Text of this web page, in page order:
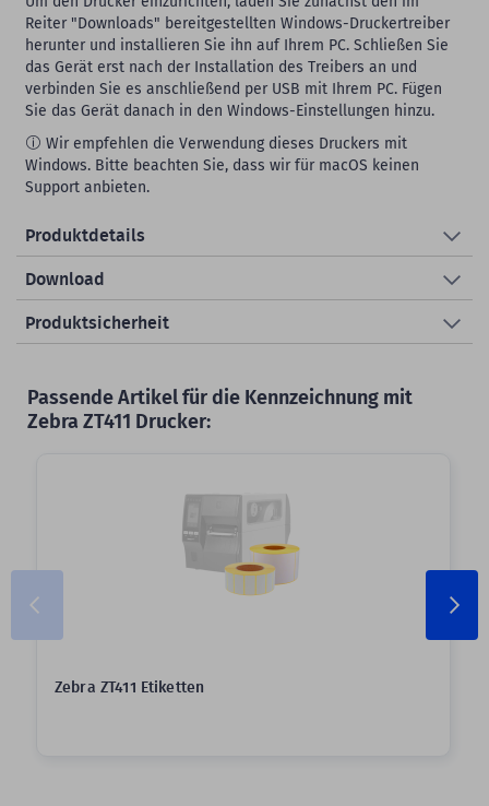
Reiter "Downloads" bereitgestellten Windows-Druckertreiber
herunter und installieren Sie ihn auf Ihrem PC. Schließen Sie
das Gerät erst nach der Installation des Treibers an und
verbinden Sie es anschließend per USB mit Ihrem PC. Fügen
Sie das Gerät danach in den Windows-Einstellungen hinzu.
Wir empfehlen die Verwendung dieses Druckers mit
Windows. Bitte beachten Sie, dass wir für macOS keinen
Support anbieten.
Produktdetails
Download
Produktsicherheit
Passende Artikel für die Kennzeichnung mit
Zebra ZT411 Drucker:
Zebra ZT411 Etiketten